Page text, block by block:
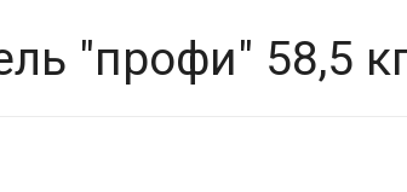
"профи" 58,5